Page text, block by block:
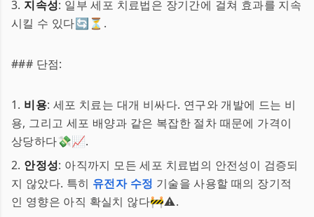
3. 지속성: 일부 세포 치료법은 장기간에 걸쳐 효과를 지속
시킬 수 있다🔄⏳.
### 단점:
1. 비용: 세포 치료는 대개 비싸다. 연구와 개발에 드는 비
용, 그리고 세포 배양과 같은 복잡한 절차 때문에 가격이
상당하다💸📈.
2. 안정성: 아직까지 모든 세포 치료법의 안전성이 검증되
지 않았다. 특히 유전자 수정 기술을 사용할 때의 장기적
인 영향은 아직 확실치 않다🚧⚠️.